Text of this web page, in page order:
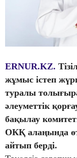
ERNUR.KZ.
жұмыс істеп
туралы
әлеуметтік
бақылау
ОКҚ алаңында
айтып берді.